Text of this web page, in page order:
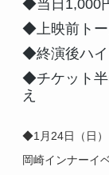
◆当日1,000
◆上映前トー
◆終演後ハイ
◆チケット半
え
◆1月24日（日）
岡崎インナーイ